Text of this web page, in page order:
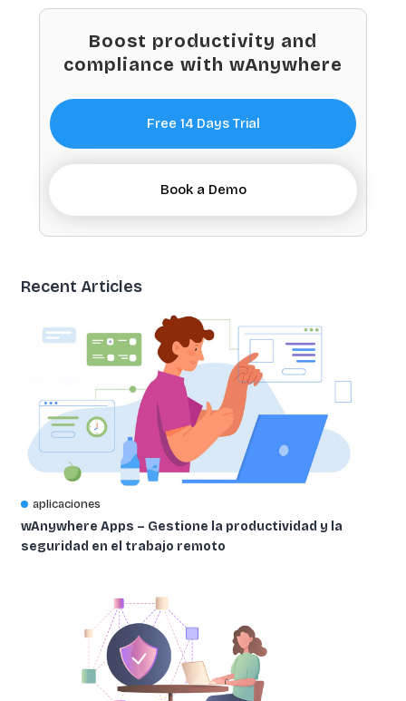
Boost productivity and
compliance with wAnywhere
Free 14 Days Trial
Book a Demo
Recent Articles
aplicaciones
wAnywhere Apps – Gestione la productividad y la
seguridad en el trabajo remoto